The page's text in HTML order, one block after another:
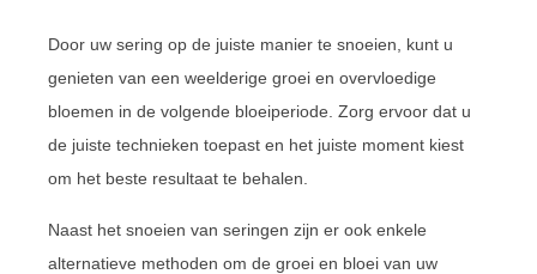
Door uw sering op de juiste manier te snoeien, kunt u
genieten van een weelderige groei en overvloedige
bloemen in de volgende bloeiperiode. Zorg ervoor dat u
de juiste technieken toepast en het juiste moment kiest
om het beste resultaat te behalen.
Naast het snoeien van seringen zijn er ook enkele
alternatieve methoden om de groei en bloei van uw